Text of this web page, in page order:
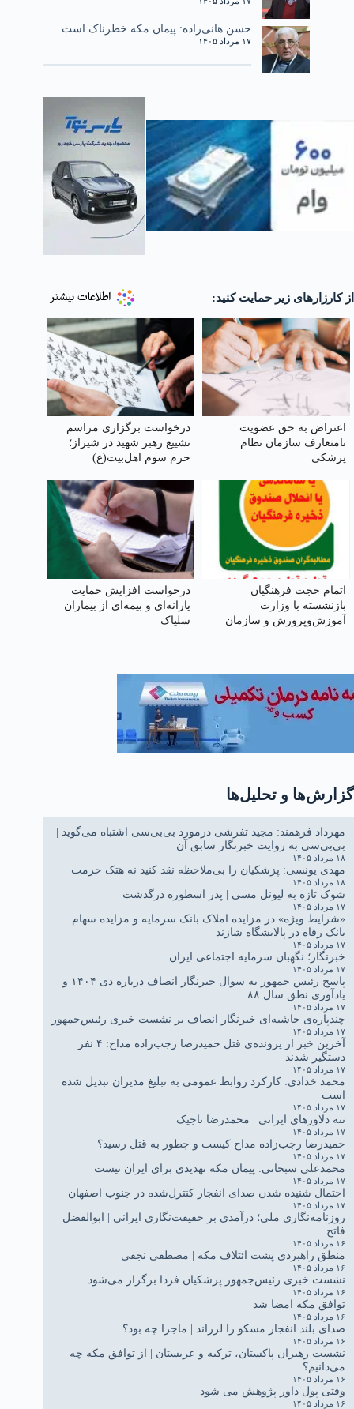
حسن هانی‌زاده: پیمان مکه خطرناک است
۱۷ مرداد ۱۴۰۵
از کارزارهای زیر حمایت کنید:
اعتراض به حق عضویت
نامتعارف سازمان نظام
پزشکی
درخواست برگزاری مراسم
تشییع رهبر شهید در شیراز؛
حرم سوم اهل‌بیت(ع)
اتمام حجت فرهنگیان
بازنشسته با وزارت
آموزش‌وپرورش و سازمان
درخواست افزایش حمایت
یارانه‌ای و بیمه‌ای از بیماران
سلیاک
گزارش‌ها و تحلیل‌ها
مهرداد فرهمند: مجید تفرشی درمورد بی‌بی‌سی اشتباه می‌گوید |
بی‌بی‌سی به روایت خبرنگار سابق آن
۱۸ مرداد ۱۴۰۵
مهدی یونسی: پزشکیان را بی‌ملاحظه نقد کنید نه هتک حرمت
۱۸ مرداد ۱۴۰۵
شوک تازه به لیونل مسی | پدر اسطوره درگذشت
۱۷ مرداد ۱۴۰۵
«شرایط ویژه» در مزایده املاک بانک سرمایه و مزایده سهام
بانک رفاه در پالایشگاه شازند
۱۷ مرداد ۱۴۰۵
خبرنگار؛ نگهبان سرمایه اجتماعی ایران
۱۷ مرداد ۱۴۰۵
پاسخ رئیس جمهور به سوال خبرنگار انصاف درباره دی ۱۴۰۴ و
یادآوری نطق سال ۸۸
۱۷ مرداد ۱۴۰۵
چندپاره‌ی حاشیه‌ای خبرنگار انصاف بر نشست خبری رئیس‌جمهور
۱۷ مرداد ۱۴۰۵
آخرین خبر از پرونده‌ی قتل حمیدرضا رجب‌زاده مداح: ۴ نفر
دستگیر شدند
۱۷ مرداد ۱۴۰۵
محمد خدادی: کارکرد روابط عمومی به تبلیغ مدیران تبدیل شده
است
۱۷ مرداد ۱۴۰۵
ننه دلاورهای ایرانی | محمدرضا تاجیک
۱۷ مرداد ۱۴۰۵
حمیدرضا رجب‌زاده مداح کیست و چطور به قتل رسید؟
۱۷ مرداد ۱۴۰۵
محمدعلی سبحانی: پیمان مکه تهدیدی برای ایران نیست
۱۷ مرداد ۱۴۰۵
احتمال شنیده شدن صدای انفجار کنترل‌شده در جنوب اصفهان
۱۷ مرداد ۱۴۰۵
روزنامه‌نگاری ملی؛ درآمدی بر حقیقت‌نگاری ایرانی | ابوالفضل
فاتح
۱۶ مرداد ۱۴۰۵
منطق راهبردی پشت ائتلاف مکه | مصطفی نجفی
۱۶ مرداد ۱۴۰۵
نشست خبری رئیس‌جمهور پزشکیان فردا برگزار می‌شود
۱۶ مرداد ۱۴۰۵
توافق مکه امضا شد
۱۶ مرداد ۱۴۰۵
صدای بلند انفجار مسکو را لرزاند | ماجرا چه بود؟
۱۶ مرداد ۱۴۰۵
نشست رهبران پاکستان، ترکیه و عربستان | از توافق مکه چه
می‌دانیم؟
۱۶ مرداد ۱۴۰۵
وقتی پول داور پژوهش می شود
۱۶ مرداد ۱۴۰۵